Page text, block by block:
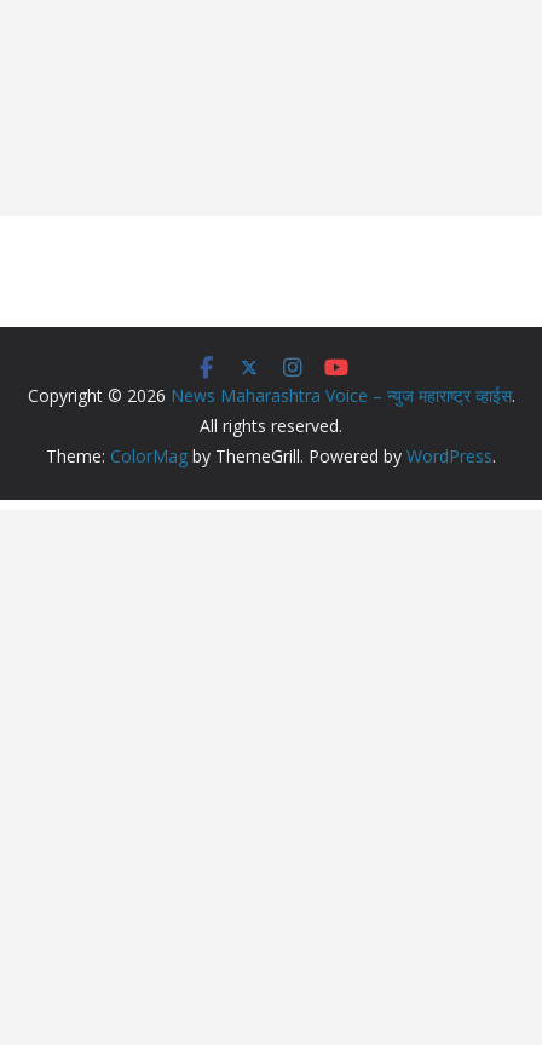
Copyright © 2026 News Maharashtra Voice – न्युज महाराष्ट्र व्हाईस.
All rights reserved.
Theme: ColorMag by ThemeGrill. Powered by WordPress.